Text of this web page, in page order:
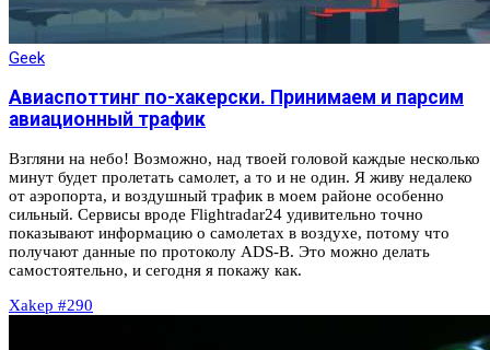
Geek
Авиаспоттинг по-хакерски. Принимаем и парсим
авиационный трафик
Взгляни на небо! Возможно, над твоей головой каждые несколько
минут будет пролетать самолет, а то и не один. Я живу недалеко
от аэропорта, и воздушный трафик в моем районе особенно
сильный. Сервисы вроде Flightradar24 удивительно точно
показывают информацию о самолетах в воздухе, потому что
получают данные по протоколу ADS-B. Это можно делать
самостоятельно, и сегодня я покажу как.
Xakep #290